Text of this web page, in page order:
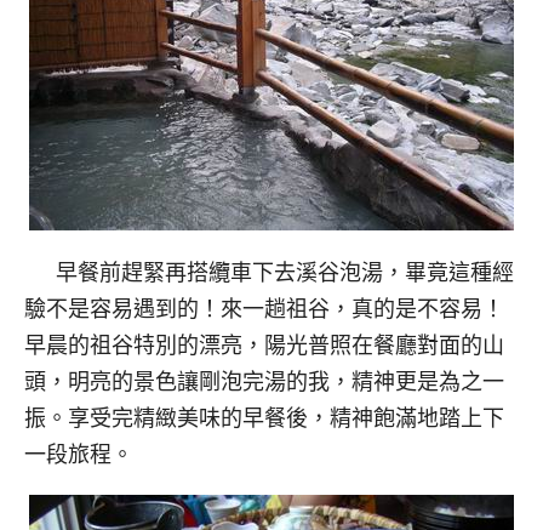
早餐前趕緊再搭纜車下去溪谷泡湯，畢竟這種經
驗不是容易遇到的！來一趟祖谷，真的是不容易！
早晨的祖谷特別的漂亮，陽光普照在餐廳對面的山
頭，明亮的景色讓剛泡完湯的我，精神更是為之一
振。享受完精緻美味的早餐後，精神飽滿地踏上下
一段旅程。